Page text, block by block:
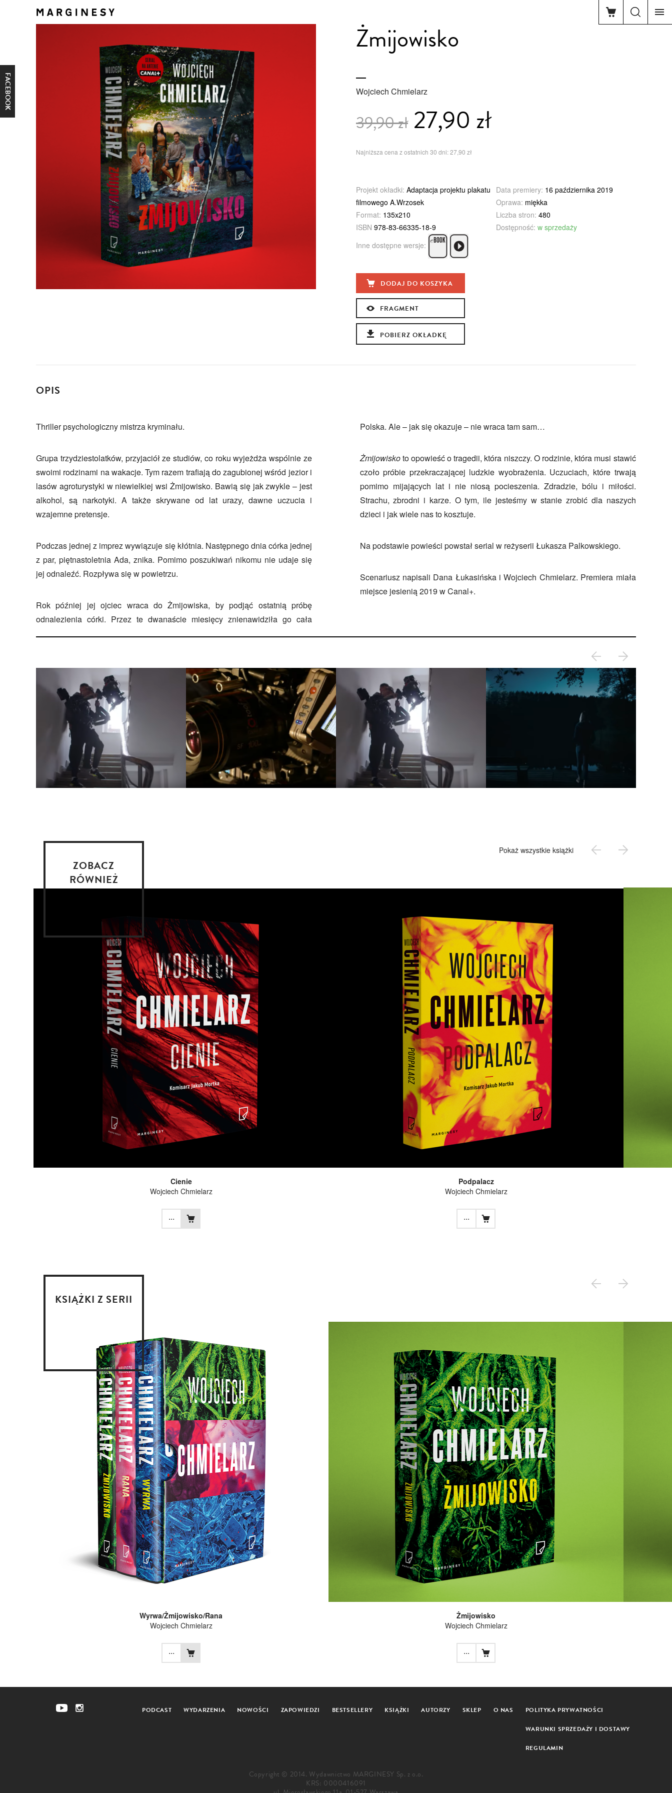
FACEBOOK
Żmijowisko
Wojciech Chmielarz
39,90 zł27,90 zł
Najniższa cena z ostatnich 30 dni: 27,90 zł
Projekt okładki: Adaptacja projektu plakatu
filmowego A.Wrzosek
Data premiery: 16 października 2019
Oprawa: miękka
Format: 135x210 Liczba stron: 480
ISBN 978-83-66335-18-9 Dostępność: w sprzedaży
Inne dostępne wersje:
DODAJ DO KOSZYKA
FRAGMENT
POBIERZ OKŁADKĘ
OPIS
Thriller psychologiczny mistrza kryminału.
Grupa trzydziestolatków, przyjaciół ze studiów, co roku wyjeżdża wspólnie ze
swoimi rodzinami na wakacje. Tym razem trafiają do zagubionej wśród jezior i
lasów agroturystyki w niewielkiej wsi Żmijowisko. Bawią się jak zwykle – jest
alkohol, są narkotyki. A także skrywane od lat urazy, dawne uczucia i
wzajemne pretensje.
Podczas jednej z imprez wywiązuje się kłótnia. Następnego dnia córka jednej
z par, piętnastoletnia Ada, znika. Pomimo poszukiwań nikomu nie udaje się
jej odnaleźć. Rozpływa się w powietrzu.
Rok później jej ojciec wraca do Żmijowiska, by podjąć ostatnią próbę
odnalezienia córki. Przez te dwanaście miesięcy znienawidziła go cała
Polska. Ale – jak się okazuje – nie wraca tam sam…
Żmijowiskoto opowieść o tragedii, która niszczy. O rodzinie, która musi stawić
czoło próbie przekraczającej ludzkie wyobrażenia. Uczuciach, które trwają
pomimo mijających lat i nie niosą pocieszenia. Zdradzie, bólu i miłości.
Strachu, zbrodni i karze. O tym, ile jesteśmy w stanie zrobić dla naszych
dzieci i jak wiele nas to kosztuje.
Na podstawie powieści powstał serial w reżyserii Łukasza Palkowskiego.
Scenariusz napisali Dana Łukasińska i Wojciech Chmielarz. Premiera miała
miejsce jesienią 2019 w Canal+.
ZOBACZ
RÓWNIEŻ
Pokaż wszystkie książki
Cienie
Wojciech Chmielarz
...
Podpalacz
Wojciech Chmielarz
...
KSIĄŻKI Z SERII
Wyrwa/Żmijowisko/Rana
Wojciech Chmielarz
...
Żmijowisko
Wojciech Chmielarz
...
PODCAST WYDARZENIA NOWOŚCI ZAPOWIEDZI BESTSELLERY KSIĄŻKI AUTORZY SKLEP O NAS POLITYKA PRYWATNOŚCI
WARUNKI SPRZEDAŻY I DOSTAWY
REGULAMIN
Copyright © 2014. Wydawnictwo MARGINESY Sp. z o.o.
KRS: 0000416091